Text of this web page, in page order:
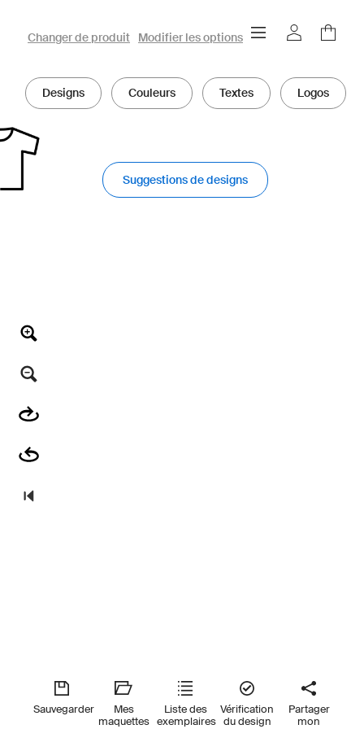
Configurateur 3D owayo
Changer de produit Modifier les options
Designs Couleurs Textes Logos
Suggestions de designs
Sauvegarder
Mes
maquettes
Liste des
exemplaires
Vérification
du design
Partager
mon